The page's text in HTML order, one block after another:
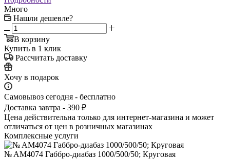
Много
Нашли дешевле?
В корзину
Купить в 1 клик
Рассчитать доставку
Хочу в подарок
Самовывоз сегодня - бесплатно
Доставка завтра - 390 ₽
Цена действительна только для интернет-магазина и может
отличаться от цен в розничных магазинах
Комплексные услуги
№ AM4074 Габбро-диабаз 1000/500/50; Круговая